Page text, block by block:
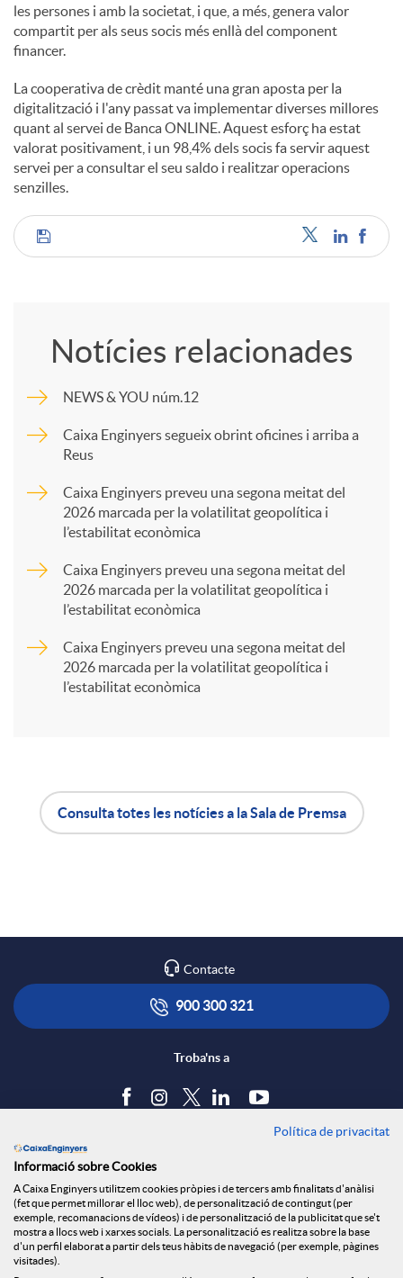
les persones i amb la societat, i que, a més, genera valor
compartit per als seus socis més enllà del component
financer.
La cooperativa de crèdit manté una gran aposta per la
digitalització i l'any passat va implementar diverses millores
quant al servei de Banca ONLINE. Aquest esforç ha estat
valorat positivament, i un 98,4% dels socis fa servir aquest
servei per a consultar el seu saldo i realitzar operacions
senzilles.
C
p
a
x
S
o
Notícies relacionades
NEWS & YOU núm.12
Caixa Enginyers segueix obrint oficines i arriba a
Reus
Caixa Enginyers preveu una segona meitat del
2026 marcada per la volatilitat geopolítica i
l’estabilitat econòmica
Caixa Enginyers preveu una segona meitat del
2026 marcada per la volatilitat geopolítica i
l’estabilitat econòmica
Caixa Enginyers preveu una segona meitat del
2026 marcada per la volatilitat geopolítica i
l’estabilitat econòmica
i
c
i
ó
a
l
Consulta totes les notícies a la Sala de Premsa
Contacte
900 300 321
Troba'ns a
Política de cookies
Avís legal
Seguretat Online
Política de privacitat
Informació sobre Cookies
A Caixa Enginyers utilitzem cookies pròpies i de tercers amb finalitats d'anàlisi
(fet que permet millorar el lloc web), de personalització de contingut (per
exemple, recomanacions de vídeos) i de personalització de la publicitat que se't
mostra a llocs web i xarxes socials. La personalització es realitza sobre la base
d'un perfil elaborat a partir dels teus hàbits de navegació (per exemple, pàgines
visitades).